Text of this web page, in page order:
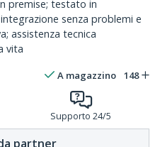
premise; testato in
senza problemi e
assistenza tecnica
vita
A magazzino 148
Supporto 24/5
partner